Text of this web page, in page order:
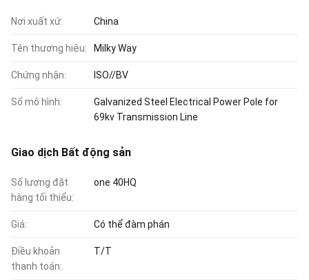
Nơi xuất xứ: China
Tên thương hiệu: Milky Way
Chứng nhận: ISO//BV
Số mô hình:
Galvanized Steel Electrical Power Pole for
69kv Transmission Line
Giao dịch Bất động sản
Số lượng đặt
hàng tối thiểu:
one 40HQ
Giá: Có thể đàm phán
Điều khoản
thanh toán:
T/T